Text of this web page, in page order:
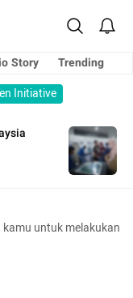
Story
Trending
Initiative
untuk melakukan